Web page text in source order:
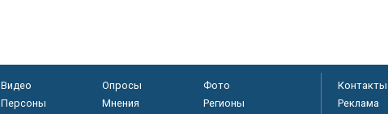
Видео Опросы
Фото
Персоны
Мнения
Регионы
Контакты
Реклама